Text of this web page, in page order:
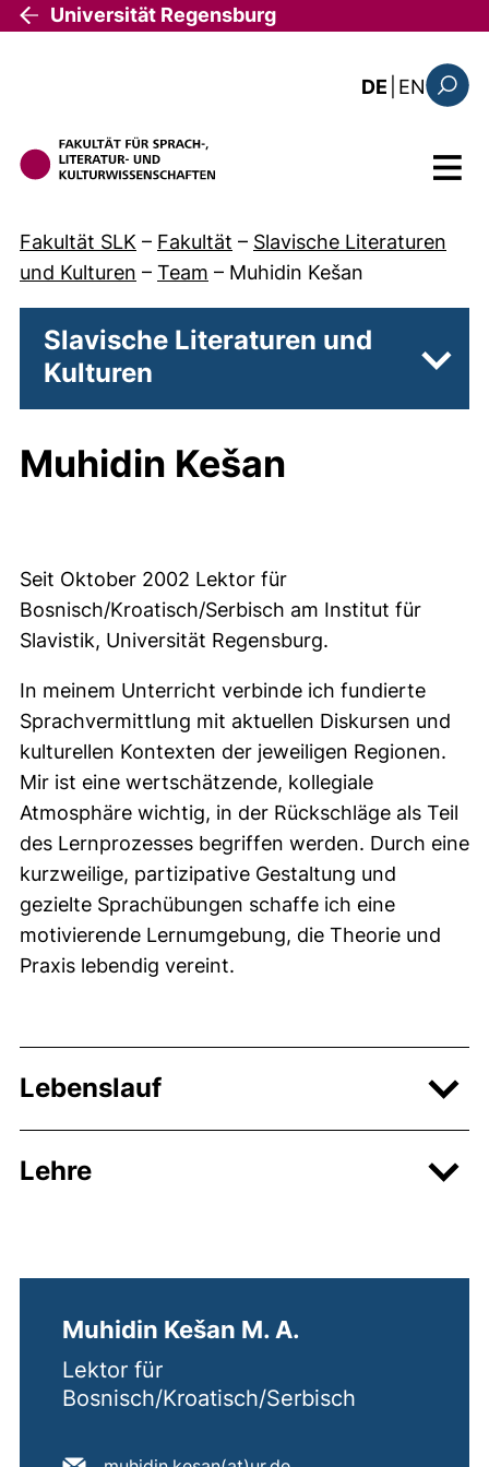
Direkt zum Inhalt
Universität Regensburg
DE EN: the
Menü
Fakultät SLK – Fakultät – Slavische Literaturen
und Kulturen – Team – Muhidin Kešan
Slavische Literaturen und
Kulturen
Muhidin Kešan
Seit Oktober 2002 Lektor für
Bosnisch/Kroatisch/Serbisch am Institut für
Slavistik, Universität Regensburg.
In meinem Unterricht verbinde ich fundierte
Sprachvermittlung mit aktuellen Diskursen und
kulturellen Kontexten der jeweiligen Regionen.
Mir ist eine wertschätzende, kollegiale
Atmosphäre wichtig, in der Rückschläge als Teil
des Lernprozesses begriffen werden. Durch eine
kurzweilige, partizipative Gestaltung und
gezielte Sprachübungen schaffe ich eine
motivierende Lernumgebung, die Theorie und
Praxis lebendig vereint.
Lebenslauf
Lehre
Muhidin Kešan M. A.
Lektor für
Bosnisch/Kroatisch/Serbisch